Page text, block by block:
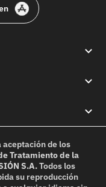
aceptación de los
Tratamiento de la
S.A.Todos los
su reproducción